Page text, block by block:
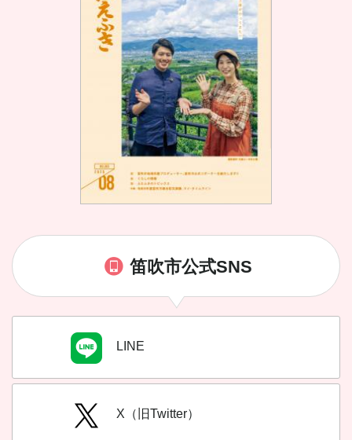
笛吹市公式SNS
LINE
X（旧Twitter）